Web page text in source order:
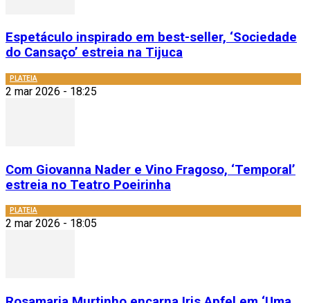
Espetáculo inspirado em best-seller, ‘Sociedade
do Cansaço’ estreia na Tijuca
PLATEIA
2 mar 2026 - 18:25
Com Giovanna Nader e Vino Fragoso, ‘Temporal’
estreia no Teatro Poeirinha
PLATEIA
2 mar 2026 - 18:05